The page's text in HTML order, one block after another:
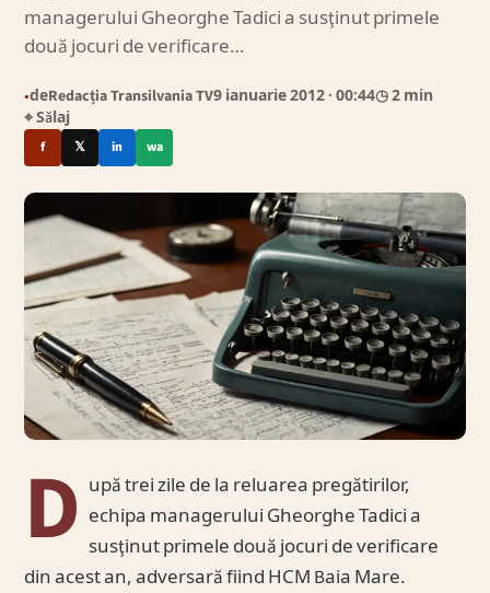
managerului Gheorghe Tadici a susţinut primele
două jocuri de verificare…
●deRedacția Transilvania TV9 ianuarie 2012 · 00:44◷ 2 min
⌖ Sălaj
f 𝕏 in wa
D upă trei zile de la reluarea pregătirilor,
echipa managerului Gheorghe Tadici a
susţinut primele două jocuri de verificare
din acest an, adversară fiind HCM Baia Mare.